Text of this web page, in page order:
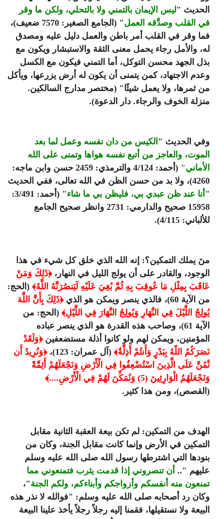
الحديث "ليس الإيمان بالتمني ولا بالتحلي، ولكن ما وقر
في القلب وصدَّقه العمل
" (الجامع الصغير: 7570 ضعيف)،
فما وقر في القلب أمر باطن والعمل دليل عليه ومصدق
له، والأمل رجاء يحمل معنى الثقة والاستبشار ويكون مع
بذل الجهد محسن التوكل، أما التمني فيكون مع الكسل
وعدم الاجتهاد، كمن يتمنى أن يكون له أرض يزرعها، ويأكل
من ثمرها، ولا يعمل شيئًا" (مختصر مدارج السالكين.
منزلة الخوف والرجاء. دار الدعوة).
وفي الحديث " الكيس من دان نفسه وعمل لما بعد
الموت، والعاجز من أتبع نفسه هواها وتمنى على الله
الأماني"
(أحمد: 4/124 والترمذي: 2459 حسن وابن ماجه:
4260)، ولا بد من حسن الظن في الله تعالى، ففي الحديث
" أنا عند ظن عبدي بي، فليظن بي ما شاء
" (أحمد: 3/491:
15958 صحيح والدارمي: 2731 وانظر صحيح الجامع
للألباني: 4/115).
منَ يملك التمكين؟: إنه الله الذي خلق كل شيء في هذا
الوجود، والقادر على أن يولج الليل في النهار،﴿ذَلِكَ وَمَنْ
عَاقَبَ بِمِثْلِ مَا عُوقِبَ بِهِ ثُمَّ بُغِيَ عَلَيْهِ لَيَنصُرَنَّهُ اللَّهُ﴾ (الحج:
من الآية 60)، فالذي ينصر ويمكن هو الذي
﴿ذَلِكَ بِأَنَّ اللَّهَ
يُولِجُ اللَّيْلَ فِي النَّهَارِ وَيُولِجُ النَّهَارَ فِي اللَّيْلِ﴾ (الحج: من
الآية 61)، وصاحب هذه القدرة هو الذي ينصر عباده
المؤمنين، ويمكن لهم ولو كانوا أذلة مستضعفين﴿وَلَقَدْ
نَصَرَكُمُ اللّهُ بِبَدْرٍ وَأَنتُمْ أَذِلَّةٌ﴾ (آل عمران: 123)،
﴿وَنُرِيدُ أَن
نَّمُنَّ عَلَى الَّذِينَ اسْتُضْعِفُوا فِي الْأَرْضِ وَنَجْعَلَهُمْ أَئِمَّةً
وَنَجْعَلَهُمُ الْوَارِثِينَ (5) وَنُمَكِّنَ لَهُمْ فِي الْأَرْضِ....﴾
(القصص)، ومن هذا كثير.
الهدف من التمكين: لم تكن بيعة العقبة الثانية مقابل
التمكين في الأرض وإنما كانت مقابل الجنة، وكان من
بنودها التي اشترطها رسول الله صلى الله عليه وسلم
عليهم ".. أن تنصروني إذا قدمت يثرب فتمنعوني مما
تمنعون منه أنفسكم وأزواجكم وأبناءكم، ولكم الجنة"،
وكان رد أصحابه صلى الله عليه وسلم: "فوالله لا نذر هذه
البيعة ولا نستقيلها، فقمنا إليه رجلاً رجلاً يأخذ علينا البيعة